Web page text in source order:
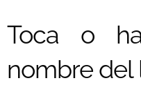
Toca o
nombre del